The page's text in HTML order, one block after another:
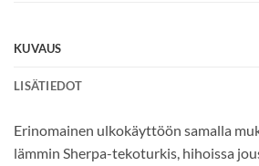
KUVAUS
LISÄTIEDOT
Erinomainen ulkokäyttöön samalla
lämmin Sherpa-tekoturkis, hihoissa